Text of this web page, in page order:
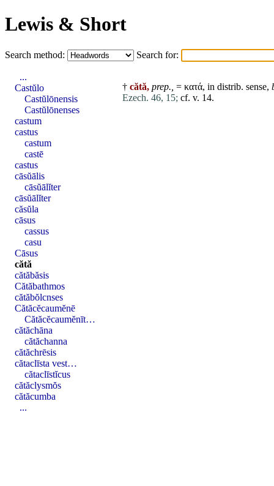
Lewis & Short
Search method: Search for:
† cătă, prep., = κατά, in distrib. sense,
Ezech. 46, 15; cf. v. 14.
...
Castŭlo
Castŭlōnensis
Castŭlōnenses
castum
castus
castum
castē
castus
cāsŭālis
cāsŭālĭter
cāsŭālĭter
căsŭla
cāsus
cassus
casu
Cāsus
cătă
cătăbăsis
Cătăbathmos
cătăbŏlcnses
Cătăcĕcaumĕnē
Cătăcĕcaumĕnīt…
cătăchāna
cătăchanna
cătăchrēsis
cătaclīsta vest…
cătaclīstĭcus
cătăclysmŏs
cătăcumba
...